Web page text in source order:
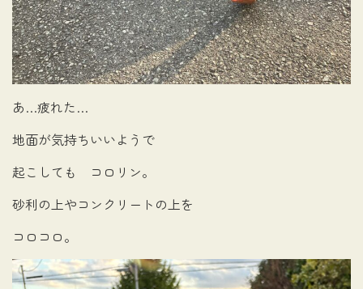
あ…疲れた…
地面が気持ちいいようで
起こしても コロリン。
砂利の上やコンクリートの上を
コロコロ。